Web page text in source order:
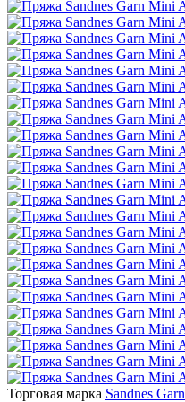
Торговая марка Sandnes Garn